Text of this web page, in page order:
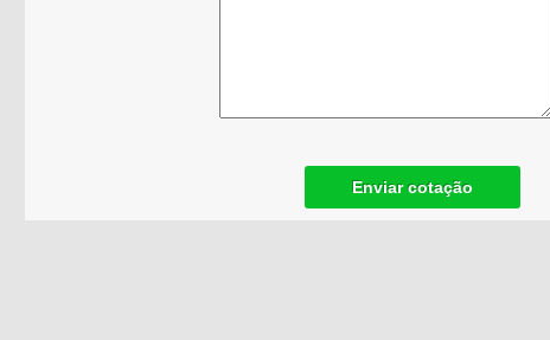
Enviar cotação